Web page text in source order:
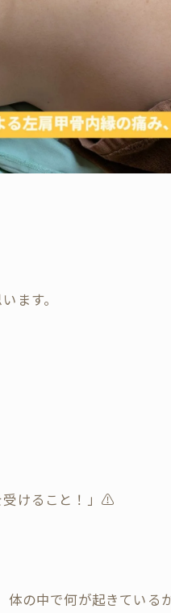
ます。
受けること！」⚠️
の中で何が起きてい